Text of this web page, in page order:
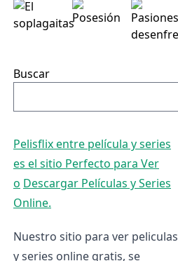
Buscar
Pelisflix entre película y series
es el sitio Perfecto para Ver
o Descargar Películas y Series
Online.
Nuestro sitio para ver peliculas
y series online gratis, se